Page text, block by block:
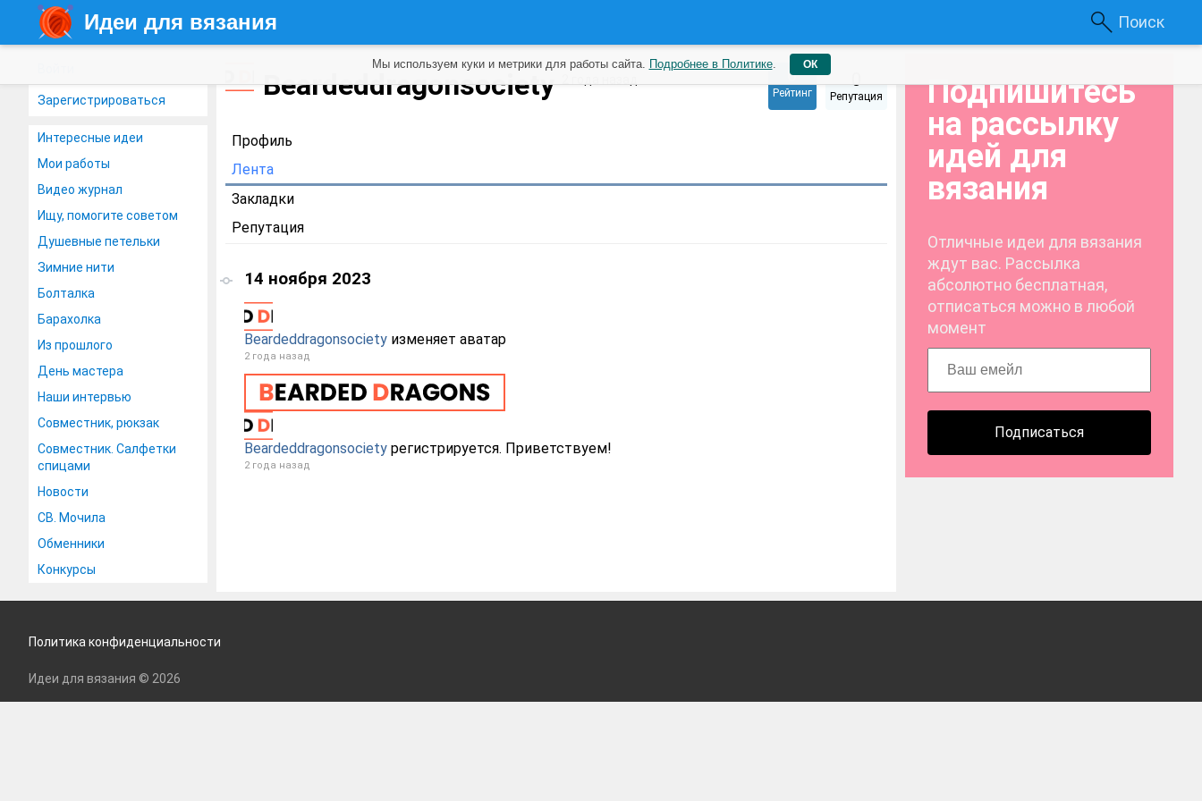
Идеи для вязания Поиск
Зарегистрироваться
Интересные идеи
Мои работы
Видео журнал
Ищу, помогите советом
Душевные петельки
Зимние нити
Болталка
Барахолка
Из прошлого
День мастера
Наши интервью
Совместник, рюкзак
Совместник. Салфетки
спицами
Новости
СВ. Мочила
Обменники
Конкурсы
Beardeddragonsociety 0
Рейтинг
0
Репутация
Профиль
Лента
Закладки
Репутация
14 ноября 2023
Beardeddragonsociety изменяет аватар
2 года назад
Beardeddragonsociety регистрируется. Приветствуем!
2 года назад
Подпишитесь
на рассылку
идей для
вязания
Отличные идеи для вязания
ждут вас. Рассылка
абсолютно бесплатная,
отписаться можно в любой
момент
Подписаться
Мы используем куки и метрики для работы сайта. Подробнее в Политике. ОК
Политика конфиденциальности
Идеи для вязания © 2026